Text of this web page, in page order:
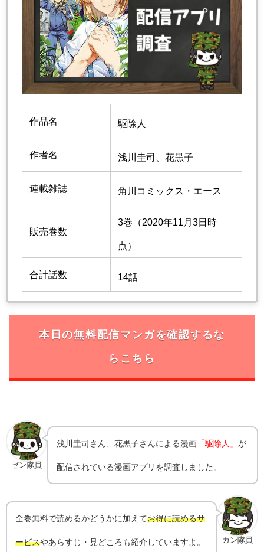
作品名 駆除人
作者名 浅川圭司 花黒子
連載雑誌 角川コミックス・エース
販売巻数
3巻（2020年11月3日時
点）
合計話数 14話
本日の無料配信マンガを確認するな
らこちら
ゼン隊員
浅川圭司さん、花黒子さんによる漫画 「駆除人」が
配信されている漫画アプリを調査しました。
カン隊員
全巻無料で読めるかどうかに加えてお得に読めるサ
ービスやあらすじ・見どころも紹介していますよ。